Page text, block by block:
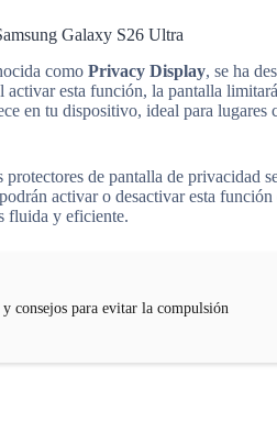
Galaxy S26 Ultra
como Privacy Display, se ha
esta función, la pantalla
en tu dispositivo, ideal para lugares
de pantalla de privacidad
activar o desactivar esta
fluida y eficiente.
consejos para evitar la compulsión